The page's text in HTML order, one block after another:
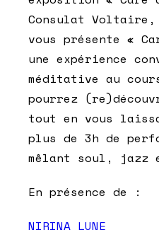
Consulat
vous présente «
une expérience
méditative au
pourrez
tout en vous
plus de 3h de
mêlant soul, jazz
En présence de :
NIRINA LUNE